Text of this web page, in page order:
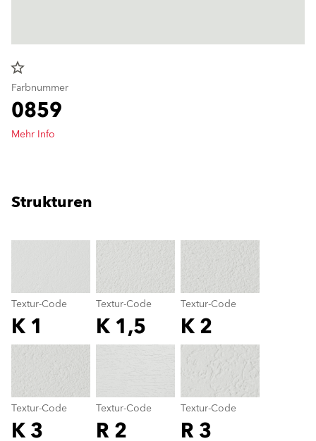
star_border
Farbnummer
0859
Mehr Info
Strukturen
Textur-Code
K 1
Textur-Code
K 1,5
Textur-Code
K 2
Textur-Code
K 3
Textur-Code
R 2
Textur-Code
R 3
Textur-Code
color_name